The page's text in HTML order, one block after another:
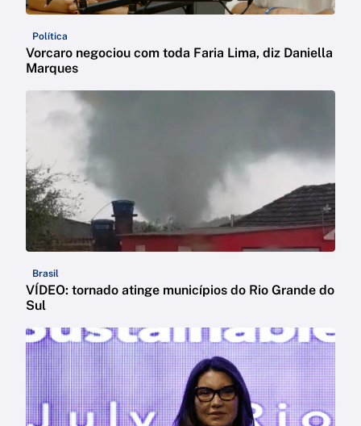
Política
Vorcaro negociou com toda Faria Lima, diz Daniella
Marques
Brasil
VÍDEO: tornado atinge municípios do Rio Grande do
Sul